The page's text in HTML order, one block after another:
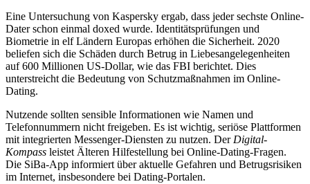
Eine Untersuchung von Kaspersky ergab, dass jeder sechste Online-
Dater schon einmal doxed wurde. Identitätsprüfungen und
Biometrie in elf Ländern Europas erhöhen die Sicherheit. 2020
beliefen sich die Schäden durch Betrug in Liebesangelegenheiten
auf 600 Millionen US-Dollar, wie das FBI berichtet. Dies
unterstreicht die Bedeutung von Schutzmaßnahmen im Online-
Dating.
Nutzende sollten sensible Informationen wie Namen und
Telefonnummern nicht freigeben. Es ist wichtig, seriöse Plattformen
mit integrierten Messenger-Diensten zu nutzen. Der Digital-
Kompass leistet Älteren Hilfestellung bei Online-Dating-Fragen.
Die SiBa-App informiert über aktuelle Gefahren und Betrugsrisiken
im Internet, insbesondere bei Dating-Portalen.